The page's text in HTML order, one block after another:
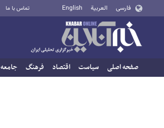
فارسی العربية English تماس با ما
صفحه اصلی سیاست اقتصاد فرهنگ جامعه